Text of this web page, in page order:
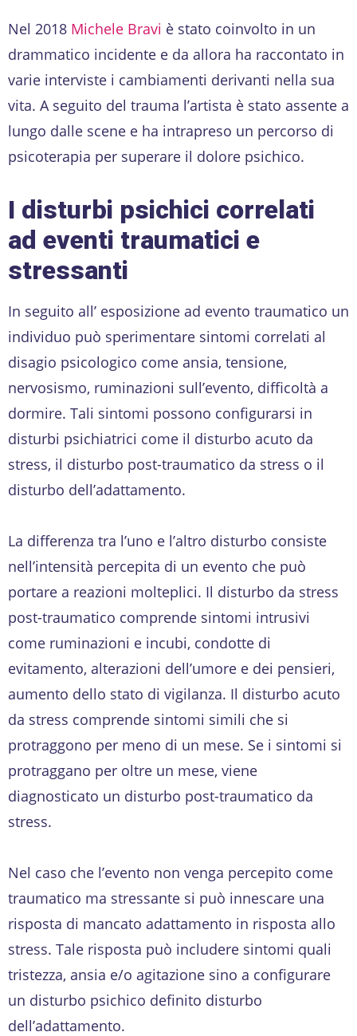
Nel 2018 Michele Bravi è stato coinvolto in un
drammatico incidente e da allora ha raccontato in
varie interviste i cambiamenti derivanti nella sua
vita. A seguito del trauma l’artista è stato assente a
lungo dalle scene e ha intrapreso un percorso di
psicoterapia per superare il dolore psichico.
I disturbi psichici correlati
ad eventi traumatici e
stressanti
In seguito all’ esposizione ad evento traumatico un
individuo può sperimentare sintomi correlati al
disagio psicologico come ansia, tensione,
nervosismo, ruminazioni sull’evento, difficoltà a
dormire. Tali sintomi possono configurarsi in
disturbi psichiatrici come il disturbo acuto da
stress, il disturbo post-traumatico da stress o il
disturbo dell’adattamento.
La differenza tra l’uno e l’altro disturbo consiste
nell’intensità percepita di un evento che può
portare a reazioni molteplici. Il disturbo da stress
post-traumatico comprende sintomi intrusivi
come ruminazioni e incubi, condotte di
evitamento, alterazioni dell’umore e dei pensieri,
aumento dello stato di vigilanza. Il disturbo acuto
da stress comprende sintomi simili che si
protraggono per meno di un mese. Se i sintomi si
protraggano per oltre un mese, viene
diagnosticato un disturbo post-traumatico da
stress.
Nel caso che l’evento non venga percepito come
traumatico ma stressante si può innescare una
risposta di mancato adattamento in risposta allo
stress. Tale risposta può includere sintomi quali
tristezza, ansia e/o agitazione sino a configurare
un disturbo psichico definito disturbo
dell’adattamento.